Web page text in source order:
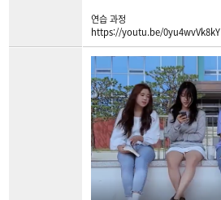
연습 과정
https://youtu.be/0yu4wvVk8kY